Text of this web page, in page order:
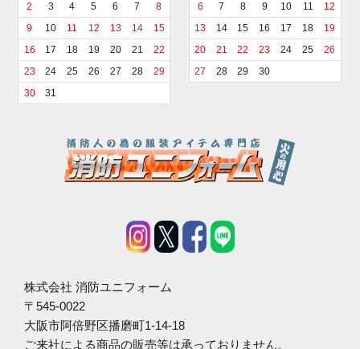
2
3 4 5 6 7
8
9
10 11 12 13 14
15
16
17 18 19 20 21
22
23
24 25 26 27 28
29
30
31
6
7 8 9 10 11
12
13
14 15 16 17 18
19
20
21 22 23 24 25
26
27
28 29 30
株式会社 消防ユニフォーム
〒545-0022
大阪市阿倍野区播磨町1-14-18
ご来社による商品の販売等は承っておりません。